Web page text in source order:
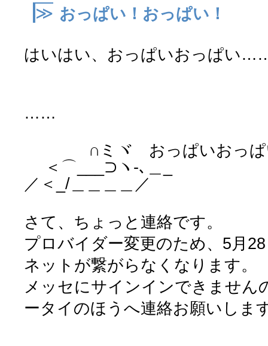
≫ おっぱい！おっぱい！
はいはい、おっぱいおっぱい
……
∩ミヾ おっぱいおっぱ
＜⌒___⊃ヽ-､＿_
／＜_/＿＿＿＿／
さて、ちょっと連絡です。
プロバイダー変更のため、5月
ネットが繋がらなくなります。
メッセにサインインできません
ータイのほうへ連絡お願いしま